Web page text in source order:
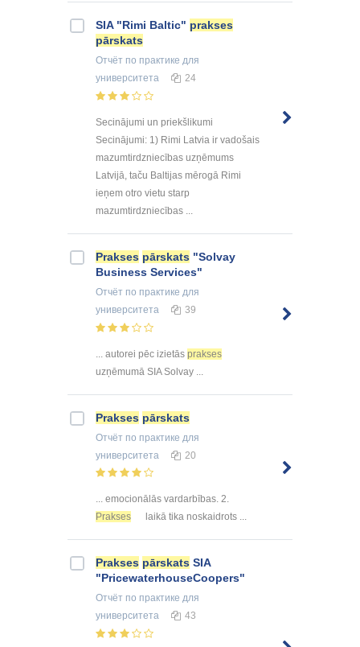
SIA "Rimi Baltic" prakses
pārskats
Отчёт по практике для
университета
24
Secinājumi un priekšlikumi
Secinājumi: 1) Rimi Latvia ir vadošais
mazumtirdzniecības uzņēmums
Latvijā, taču Baltijas mērogā Rimi
ieņem otro vietu starp
mazumtirdzniecības ...
Prakses pārskats "Solvay
Business Services"
Отчёт по практике для
университета
39
... autorei pēc izietās prakses
uzņēmumā SIA Solvay ...
Prakses pārskats
Отчёт по практике для
университета
20
... emocionālās vardarbības. 2.
Prakses
laikā tika noskaidrots ...
Prakses pārskats SIA
"PricewaterhouseCoopers"
Отчёт по практике для
университета
43